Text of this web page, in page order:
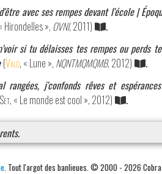
avec ses rempes devant l'école |
Hirondelles », OVNI, 2011)
.
si tu délaisses tes rempes ou
(Vald, « Lune », NQNTMQMQMB, 2012)
.
rangées, j'confonds rêves et
, « Le monde est cool », 2012) .
.
. Tout l'argot des banlieues. © 2000 - 2026 Cobra